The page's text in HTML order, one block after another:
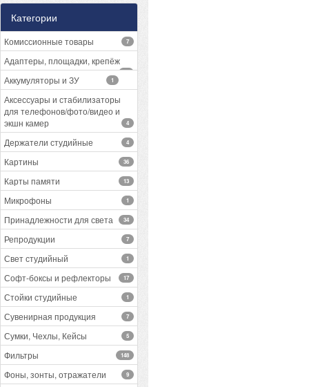
Категории
Комиссионные товары 7
Адаптеры, площадки, крепёж
13
Аккумуляторы и ЗУ 1
Аксессуары и стабилизаторы
для телефонов/фото/видео и
экшн камер
4
Держатели студийные 4
Картины 36
Карты памяти 13
Микрофоны 1
Принадлежности для света 34
Репродукции 7
Свет студийный 1
Софт-боксы и рефлекторы 17
Стойки студийные 1
Сувенирная продукция 7
Сумки, Чехлы, Кейсы 5
Фильтры 148
Фоны, зонты, отражатели 9